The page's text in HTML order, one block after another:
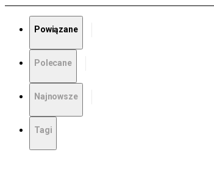
Powiązane
Polecane
Najnowsze
Tagi